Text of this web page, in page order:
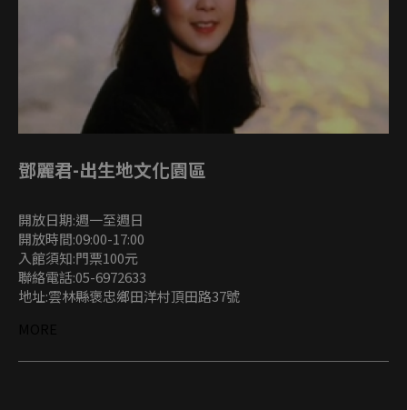
鄧麗君-出生地文化園區
開放日期:週一至週日
開放時間:09:00-17:00
入館須知:門票100元
聯絡電話:05-6972633
地址:雲林縣褒忠鄉田洋村頂田路37號